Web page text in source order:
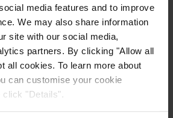
media features and to improve
We may also share information
site with our social media,
partners. By clicking "Allow all
all cookies. To learn more about
can customise your cookie
click "Details".
para agua potable
del hormigón en
potable es un requisito
que la superficie de hormigón
regulares con chorros de